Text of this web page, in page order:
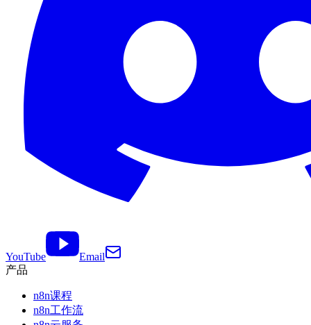
YouTube
Email
产品
n8n课程
n8n工作流